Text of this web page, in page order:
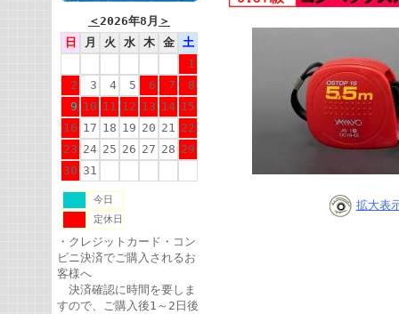
＜2026年8月 ＞
日
月 火 水 木 金
土
1
2
3 4 5 6 7
8
9 10 11 12 13 14 15
16 17 18 19 20 21 22
23 24 25 26 27 28 29
30 31
今日
定休日
・クレジットカード・コン
ビニ決済でご購入されるお
客様へ
決済確認に時間を要しま
すので、ご購入後1～2日後
拡大表